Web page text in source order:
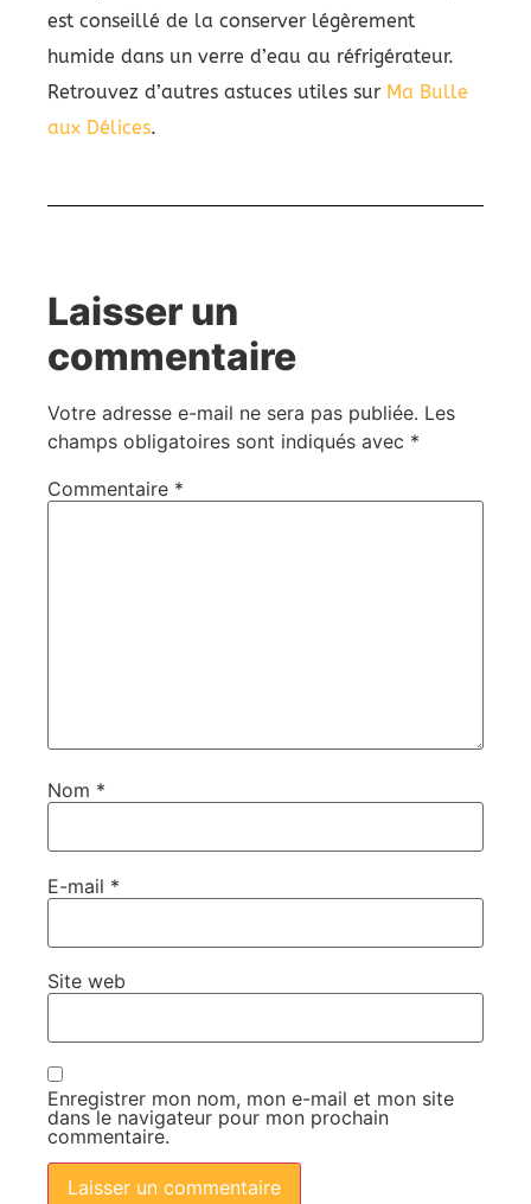
est conseillé de la conserver légèrement
humide dans un verre d’eau au réfrigérateur.
Retrouvez d’autres astuces utiles sur Ma Bulle
aux Délices.
Laisser un
commentaire
Votre adresse e-mail ne sera pas publiée. Les
champs obligatoires sont indiqués avec *
Commentaire *
Nom *
E-mail *
Site web
Enregistrer mon nom, mon e-mail et mon site
dans le navigateur pour mon prochain
commentaire.